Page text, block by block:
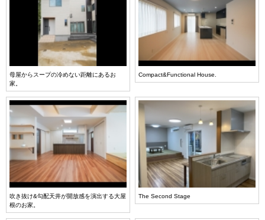
母屋からスープの冷めない距離にあるお
家。
Compact&Functional House.
吹き抜け&勾配天井が開放感を演出する大屋
根のお家。
The Second Stage